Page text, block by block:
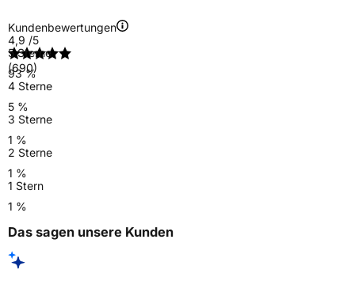
Kundenbewertungen
4,9 /5
(690)
5 Sterne
93 %
4 Sterne
5 %
3 Sterne
1 %
2 Sterne
1 %
1 Stern
1 %
Das sagen unsere Kunden